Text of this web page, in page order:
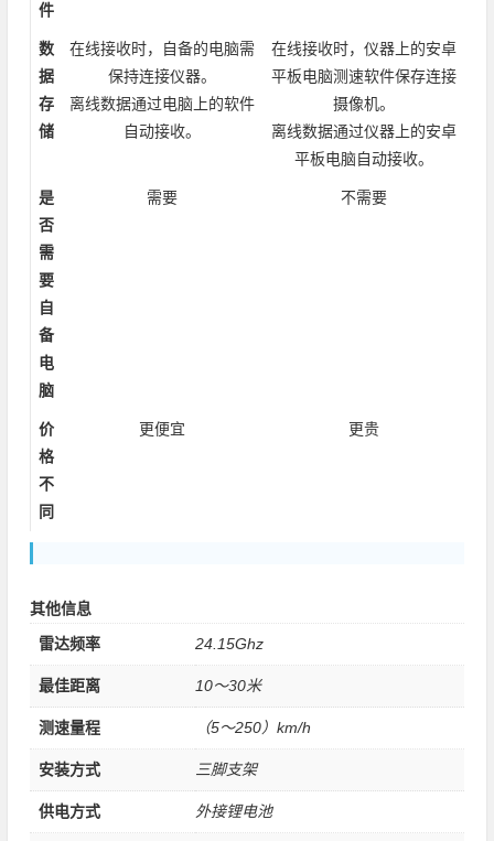
件
数
据
存
储
在线接收时，自备的电脑需
保持连接仪器。
离线数据通过电脑上的软件
自动接收。
在线接收时，仪器上的安卓
平板电脑测速软件保存连接
摄像机。
离线数据通过仪器上的安卓
平板电脑自动接收。
是
否
需
要
自
备
电
脑
需要 不需要
价
格
不
同
更便宜 更贵
其他信息
雷达频率
24.15Ghz
最佳距离 10～30米
测速量程 （5～250）km/h
安装方式 三脚支架
供电方式 外接锂电池